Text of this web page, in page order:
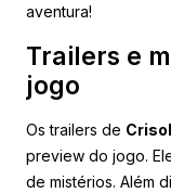
aventura!
Trailers e
jogo
Os trailers de
preview do jogo.
de mistérios. Além